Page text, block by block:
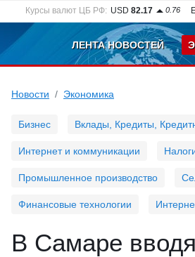
Курсы валют ЦБ РФ: USD 82.17 0.76
ЛЕНТА НОВОСТЕЙ
Новости Экономика
Бизнес Вклады, Кредиты,
Интернет и коммуникации
Промышленное производство
Финансовые технологии
В Самаре